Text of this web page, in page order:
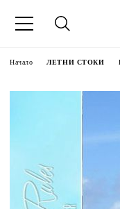
Начало ЛЕТНИ СТОКИ